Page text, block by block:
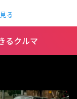
る
るクルマ